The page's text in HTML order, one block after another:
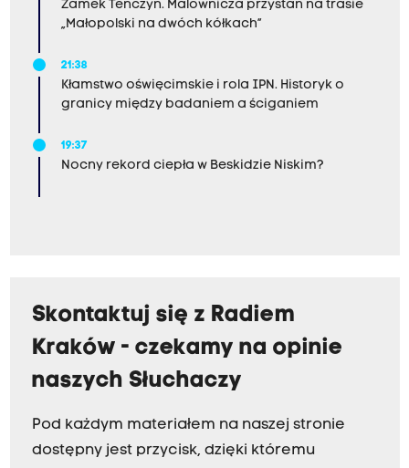
Zamek Tenczyn. Malownicza przystań na trasie
„Małopolski na dwóch kółkach”
21:38
Kłamstwo oświęcimskie i rola IPN. Historyk o
granicy między badaniem a ściganiem
19:37
Nocny rekord ciepła w Beskidzie Niskim?
Skontaktuj się z Radiem
Kraków - czekamy na opinie
naszych Słuchaczy
Pod każdym materiałem na naszej stronie
dostępny jest przycisk, dzięki któremu